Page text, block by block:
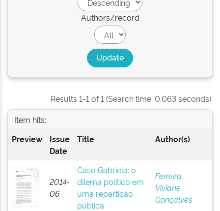
Authors/record
Results 1-1 of 1 (Search time: 0.063 seconds).
Item hits:
Preview
Issue
Date
Title Author(s)
2014-
06
Caso Gabriela: o
dilema político em
uma repartição
pública
Ferreira,
Viviane
Gonçalves